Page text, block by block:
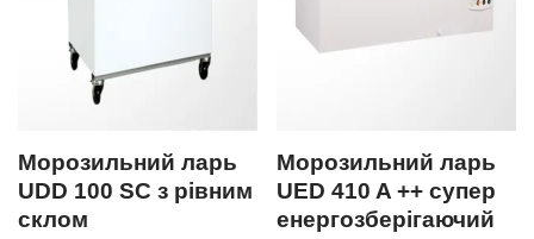
Морозильний ларь
UDD 100 SC з рівним
склом
Морозильний ларь
UED 410 A ++ супер
енергозберігаючий